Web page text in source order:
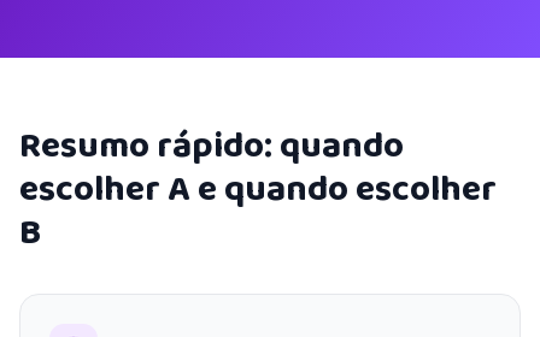
Resumo rápido: quando
escolher A e quando escolher
B